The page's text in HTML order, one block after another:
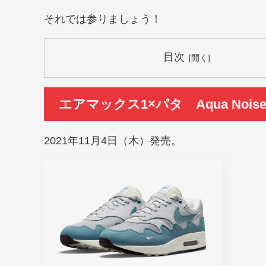
それでは参りましょう！
目次
エアマックス1×パタ Aqua Noise
2021年11月4日（木）発売。